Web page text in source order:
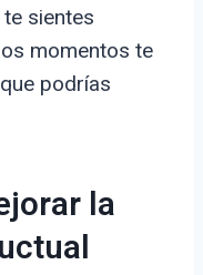
sientes
momentos te
podrías
la